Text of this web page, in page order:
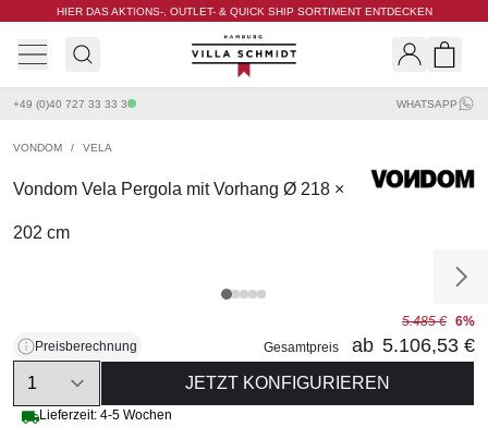
HIER DAS AKTIONS-, OUTLET- & QUICK SHIP SORTIMENT ENTDECKEN
Villa Schmidt
+49 (0)40 727 33 33 3 WHATSAPP
VONDOM / VELA
Vondom Vela Pergola mit Vorhang Ø 218 ×
202 cm
Preisberechnung
5.485 € 6%
Gesamtpreis
ab 5.106,53 €
Quantity
JETZT KONFIGURIEREN
Lieferzeit: 4-5 Wochen